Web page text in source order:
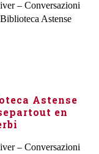
– Conversazioni
Astense
Astense
en
– Conversazioni